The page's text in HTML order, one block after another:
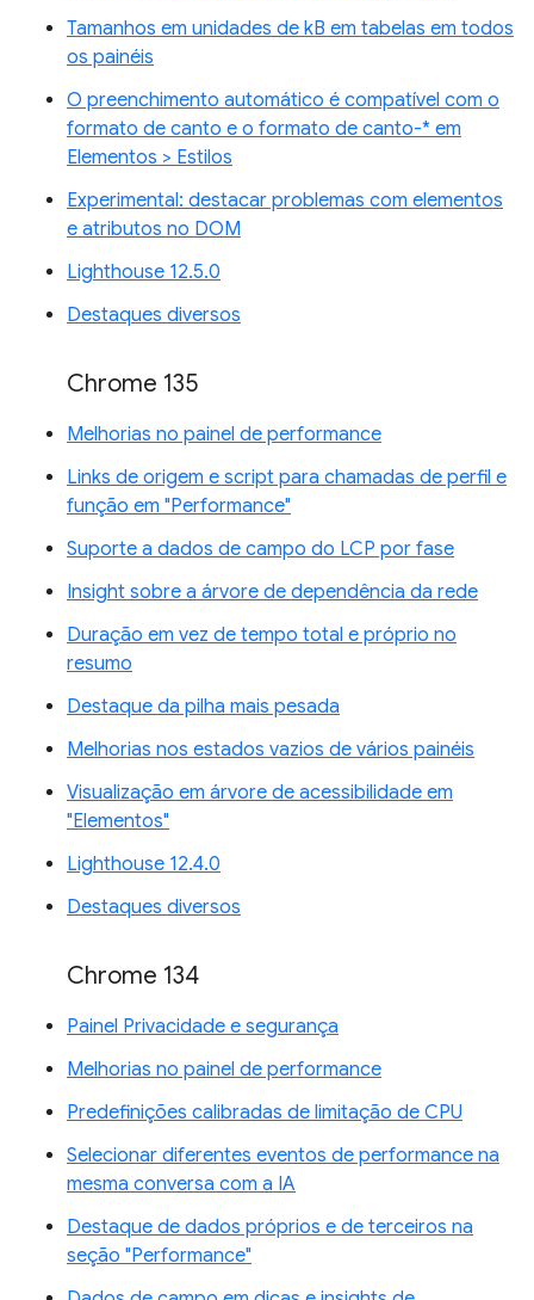
Tamanhos em unidades de kB em tabelas em todos
os painéis
O preenchimento automático é compatível com o
formato de canto e o formato de canto-* em
Elementos > Estilos
Experimental: destacar problemas com elementos
e atributos no DOM
Lighthouse 12.5.0
Destaques diversos
Chrome 135
Melhorias no painel de performance
Links de origem e script para chamadas de perfil e
função em "Performance"
Suporte a dados de campo do LCP por fase
Insight sobre a árvore de dependência da rede
Duração em vez de tempo total e próprio no
resumo
Destaque da pilha mais pesada
Melhorias nos estados vazios de vários painéis
Visualização em árvore de acessibilidade em
"Elementos"
Lighthouse 12.4.0
Destaques diversos
Chrome 134
Painel Privacidade e segurança
Melhorias no painel de performance
Predefinições calibradas de limitação de CPU
Selecionar diferentes eventos de performance na
mesma conversa com a IA
Destaque de dados próprios e de terceiros na
seção "Performance"